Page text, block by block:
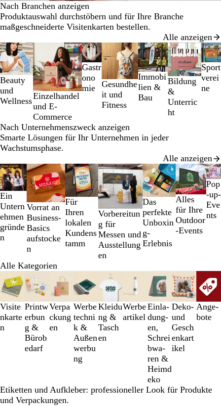
Nach Branchen anzeigen
Produktauswahl durchstöbern und für Ihre Branche
maßgeschneiderte Visitenkarten bestellen.
Alle anzeigen
Beauty
und
WellnessEinzelhandel
und E-
Commerce
Gastr
ono
mie
Gesundhe
it und
Fitness
Immobi
lien &
Bau
Bildung
&
Unterric
ht
Sport
verei
ne
Galeriebilder
1
bis
2
von
7
Nach Unternehmenszweck anzeigen
Smarte Lösungen für Ihr Unternehmen in jeder
Wachstumsphase.
Alle anzeigen
Ein
Untern
ehmen
gründe
n
Vorrat an
Business-
Basics
aufstocke
n
Für
Ihren
lokalen
Kundens
tamm
Vorbereitun
g für
Messen und
Ausstellung
en
Das
perfekte
Unboxin
g-
Erlebnis
Alles
für Ihre
Outdoor
-Events
Pop
-up-
Eve
nts
Galeriebilder
1
bis
2
von
7
Alle Kategorien
Visite
nkarte
n
Printw
erbun
g &
Bürob
edarf
Verpa
ckung
en
Werbe
techni
k &
Außen
werbu
ng
Kleidu
ng &
Tasch
en
Werbe
artikel
Einl­a­
dung­
en,
Schrei
b­wa­
ren &
Heimd
eko
Deko-
und
Gesch
enkart
ikel
An­­ge­­
bo­­te
Galeriebilder
1
bis
3
von
9
Etiketten und Aufkleber: professioneller Look für Produkte
und Verpackungen.